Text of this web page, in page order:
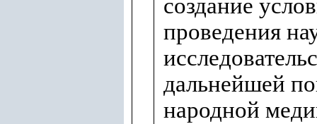
создание
проведения
дальнейшей
народной